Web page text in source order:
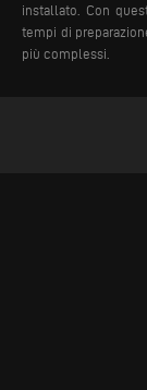
installato. Con
tempi di
più complessi.